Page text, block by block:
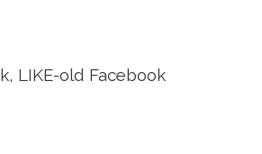
LIKE-old Facebook